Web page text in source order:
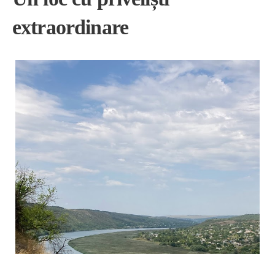
extraordinare